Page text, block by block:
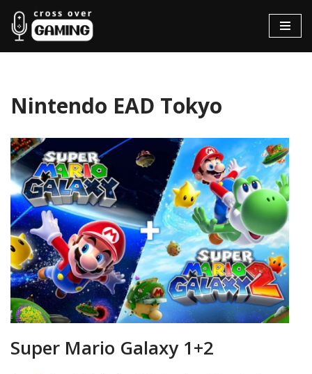
Hopp
til
Nintendo EAD Tokyo
Super Mario Galaxy 1+2